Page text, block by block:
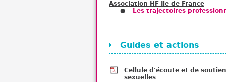
Association HF Ile de France
Les trajectoires
Guides et actions
Cellule d'écoute et de
sexuelles